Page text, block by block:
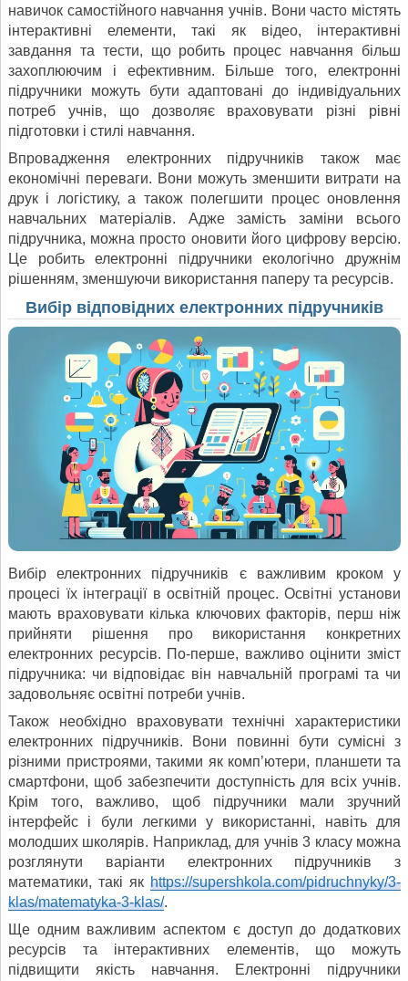
навичок самостійного навчання учнів. Вони часто містять
інтерактивні елементи, такі як відео, інтерактивні
завдання та тести, що робить процес навчання більш
захоплюючим і ефективним. Більше того, електронні
підручники можуть бути адаптовані до індивідуальних
потреб учнів, що дозволяє враховувати різні рівні
підготовки і стилі навчання.
Впровадження електронних підручників також має
економічні переваги. Вони можуть зменшити витрати на
друк і логістику, а також полегшити процес оновлення
навчальних матеріалів. Адже замість заміни всього
підручника, можна просто оновити його цифрову версію.
Це робить електронні підручники екологічно дружнім
рішенням, зменшуючи використання паперу та ресурсів.
Вибір відповідних електронних підручників
Вибір електронних підручників є важливим кроком у
процесі їх інтеграції в освітній процес. Освітні установи
мають враховувати кілька ключових факторів, перш ніж
прийняти рішення про використання конкретних
електронних ресурсів. По-перше, важливо оцінити зміст
підручника: чи відповідає він навчальній програмі та чи
задовольняє освітні потреби учнів.
Також необхідно враховувати технічні характеристики
електронних підручників. Вони повинні бути сумісні з
різними пристроями, такими як комп’ютери, планшети та
смартфони, щоб забезпечити доступність для всіх учнів.
Крім того, важливо, щоб підручники мали зручний
інтерфейс і були легкими у використанні, навіть для
молодших школярів. Наприклад, для учнів 3 класу можна
розглянути варіанти електронних підручників з
математики, такі як https://supershkola.com/pidruchnyky/3-
klas/matematyka-3-klas/.
Ще одним важливим аспектом є доступ до додаткових
ресурсів та інтерактивних елементів, що можуть
підвищити якість навчання. Електронні підручники